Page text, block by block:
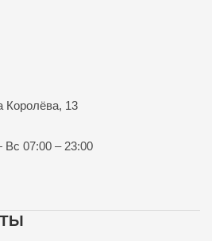
Королёва, 13
07:00 – 23:00